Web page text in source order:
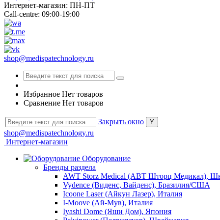
Интернет-магазин: ПН-ПТ
Call-centre: 09:00-19:00
shop@medispatechnology.ru
Избранное Нет товаров
Сравнение Нет товаров
Закрыть окно
shop@medispatechnology.ru
Интернет-магазин
Оборудование
Бренды раздела
AWT Storz Medical (АВТ Шторц Медикал),
Vydence (Виденс, Вайденс), Бразилия/США
Icoone Laser (Айкун Лазер), Италия
I-Moove (Ай-Мув), Италия
Iyashi Dome (Яши Дом), Япония